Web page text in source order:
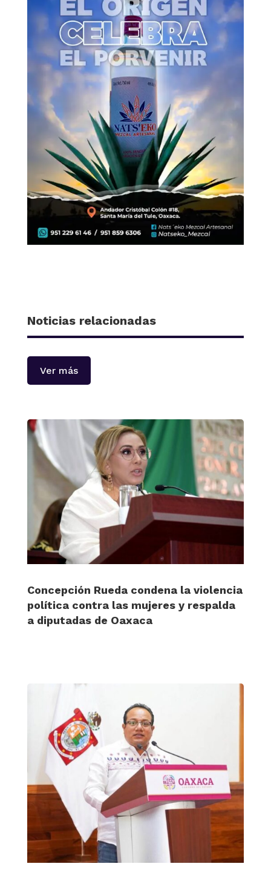
Noticias relacionadas
Ver más
Concepción Rueda condena la violencia
política contra las mujeres y respalda
a diputadas de Oaxaca